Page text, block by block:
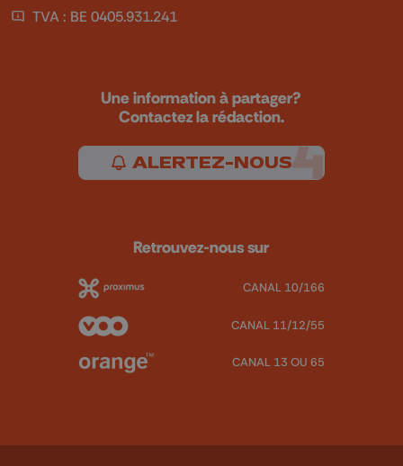
TVA : BE 0405.931.241
Une information à partager?
Contactez la rédaction.
ALERTEZ-NOUS
Retrouvez-nous sur
CANAL 10/166
CANAL 11/12/55
CANAL 13 OU 65